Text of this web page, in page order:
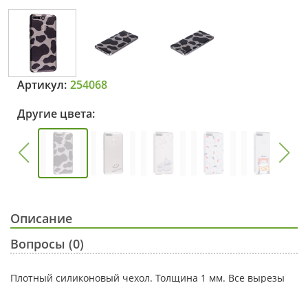
Артикул: 254068
Другие цвета:
Описание
Вопросы (0)
Плотный силиконовый чехол. Толщина 1 мм. Все вырезы